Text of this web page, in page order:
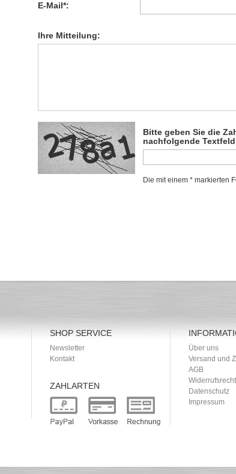
E-Mail*:
Ihre Mitteilung:
Bitte geben Sie die
nachfolgende
Die mit einem * markierten
SHOP SERVICE
Newsletter
Kontakt
ZAHLARTEN
Über uns
Versand und
AGB
Widerrufsrecht
Datenschutz
Impressum